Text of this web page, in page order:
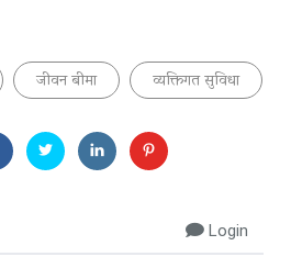
जीवन बीमा व्यक्तिगत सुविधा
Login